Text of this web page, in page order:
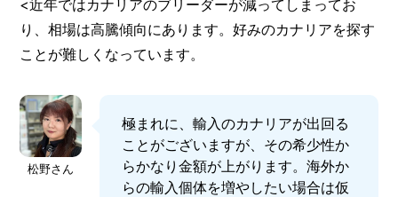
<近年ではカナリアのブリーダーが減ってしまってお
り、相場は高騰傾向にあります。好みのカナリアを探す
ことが難しくなっています。
松野さん
極まれに、輸入のカナリアが出回る
ことがございますが、その希少性か
らかなり金額が上がります。海外か
らの輸入個体を増やしたい場合は仮